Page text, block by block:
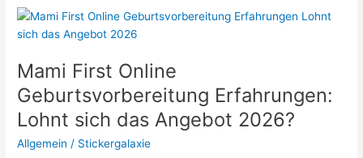
Membership
sich
das
Angebot
2026?
Mami First Online
Geburtsvorbereitung Erfahrungen:
Lohnt sich das Angebot 2026?
Allgemein / Stickergalaxie